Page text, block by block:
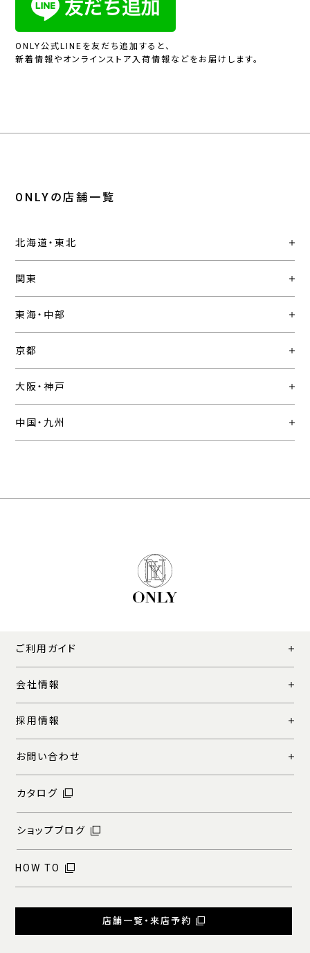
ONLY公式LINEを友だち追加すると、
新着情報やオンラインストア入荷情報などをお届けします。
ONLYの店舗一覧
北海道・東北
関東
東海・中部
京都
大阪・神戸
中国・九州
ご利用ガイド
会社情報
採用情報
お問い合わせ
カタログ
ショップブログ
HOW TO
店舗一覧・来店予約